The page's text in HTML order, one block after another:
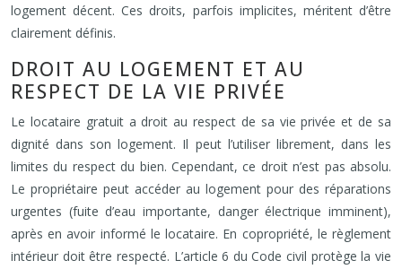
logement décent. Ces droits, parfois implicites, méritent d’être
clairement définis.
DROIT AU LOGEMENT ET AU
RESPECT DE LA VIE PRIVÉE
Le locataire gratuit a droit au respect de sa vie privée et de sa
dignité dans son logement. Il peut l’utiliser librement, dans les
limites du respect du bien. Cependant, ce droit n’est pas absolu.
Le propriétaire peut accéder au logement pour des réparations
urgentes (fuite d’eau importante, danger électrique imminent),
après en avoir informé le locataire. En copropriété, le règlement
intérieur doit être respecté. L’article 6 du Code civil protège la vie